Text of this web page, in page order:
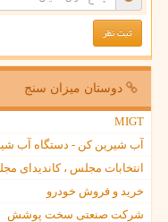
دوستان میزان سنج
MIGT
آب شیرین کن - دستگاه آب
انتخابات مجلس ، کاندیدای
خرید و فروش خودرو
شرکت صنعتی سخت پوشش